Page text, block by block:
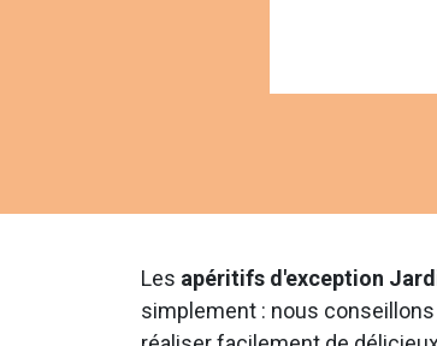
Les apéritifs d'exception
simplement : nous